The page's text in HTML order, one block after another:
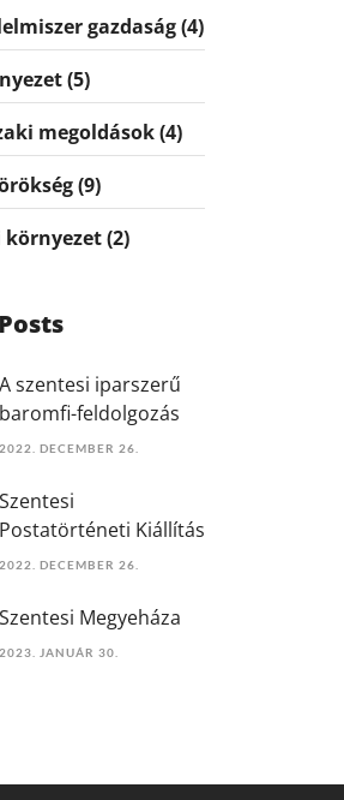
gazdaság(4)
(5)
megoldások(4)
(9)
környezet(2)
A szentesi iparszerű
baromfi-feldolgozás
2022. DECEMBER 26.
Szentesi
Postatörténeti Kiállítás
2022. DECEMBER 26.
Szentesi Megyeháza
2023. JANUÁR 30.